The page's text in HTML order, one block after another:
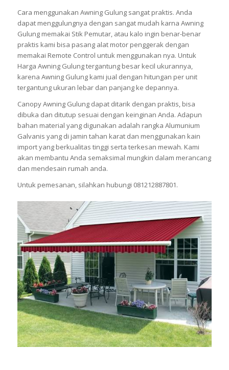
Cara menggunakan Awning Gulung sangat praktis. Anda
dapat menggulungnya dengan sangat mudah karna Awning
Gulung memakai Stik Pemutar, atau kalo ingin benar-benar
praktis kami bisa pasang alat motor penggerak dengan
memakai Remote Control untuk menggunakan nya. Untuk
Harga Awning Gulung tergantung besar kecil ukurannya,
karena Awning Gulung kami jual dengan hitungan per unit
tergantung ukuran lebar dan panjang ke depannya.
Canopy Awning Gulung dapat ditarik dengan praktis, bisa
dibuka dan ditutup sesuai dengan keinginan Anda. Adapun
bahan material yang digunakan adalah rangka Alumunium
Galvanis yang di jamin tahan karat dan menggunakan kain
import yang berkualitas tinggi serta terkesan mewah. Kami
akan membantu Anda semaksimal mungkin dalam merancang
dan mendesain rumah anda.
Untuk pemesanan, silahkan hubungi 081212887801.